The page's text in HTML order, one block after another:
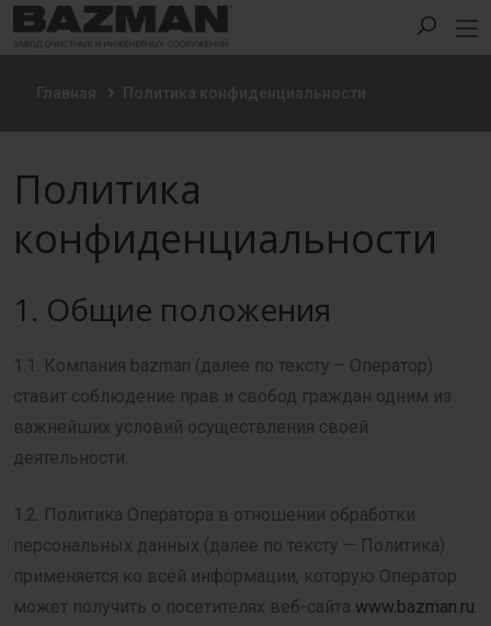
Главная Политика конфиденциальности
Политика
конфиденциальности
1. Общие положения
1.1. Компания bazman (далее по тексту – Оператор)
ставит соблюдение прав и свобод граждан одним из
важнейших условий осуществления своей
деятельности.
1.2. Политика Оператора в отношении обработки
персональных данных (далее по тексту — Политика)
применяется ко всей информации, которую Оператор
может получить о посетителях веб-сайта www.bazman.ru.